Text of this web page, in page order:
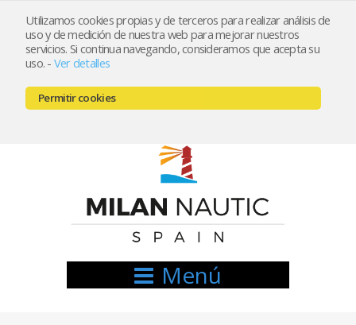
Utilizamos cookies propias y de terceros para realizar análisis de
uso y de medición de nuestra web para mejorar nuestros
servicios. Si continua navegando, consideramos que acepta su
uso. - Ver detalles
Permitir cookies
Registrarse Mi cuenta
666521122 // 654999333
Menú